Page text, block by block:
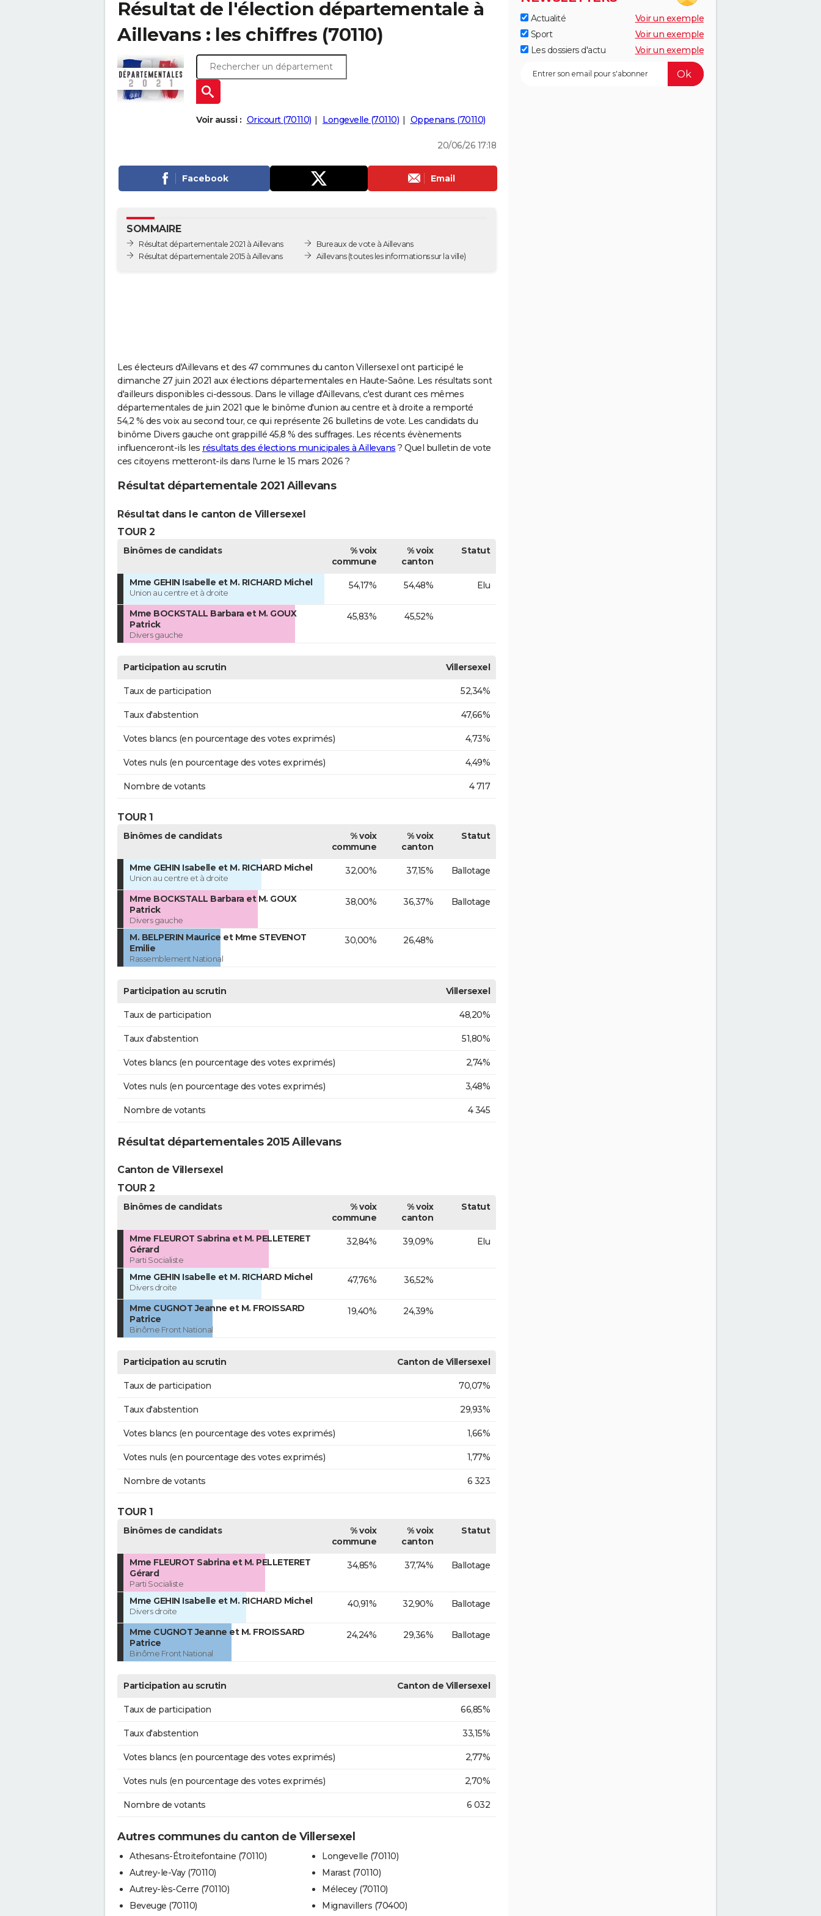
Résultat de l'élection départementale à
Aillevans : les chiffres (70110)
Voir aussi : Oricourt (70110) Longevelle (70110) Oppenans (70110)
20/06/26 17:18
Facebook Email
SOMMAIRE
Résultat départementale 2021 à Aillevans
Résultat départementale 2015 à Aillevans
Bureaux de vote à Aillevans
Aillevans(toutes les informations sur la ville)
Les électeurs d'Aillevans et des 47 communes du canton Villersexel ont participé le
dimanche 27 juin 2021 aux élections départementales en Haute-Saône. Les résultats sont
d'ailleurs disponibles ci-dessous. Dans le village d'Aillevans, c'est durant ces mêmes
départementales de juin 2021 que le binôme d'union au centre et à droite a remporté
54,2 % des voix au second tour, ce qui représente 26 bulletins de vote. Les candidats du
binôme Divers gauche ont grappillé 45,8 % des suffrages. Les récents évènements
influenceront-ils les résultats des élections municipales à Aillevans ? Quel bulletin de vote
ces citoyens metteront-ils dans l'urne le 15 mars 2026 ?
Résultat départementale 2021 Aillevans
Résultat dans le canton de Villersexel
TOUR 2
Binômes de candidats
% voix
commune
% voix
canton
Statut
Mme GEHIN Isabelle et M. RICHARD Michel
Union au centre et à droite
54,17% 54,48% Elu
Mme BOCKSTALL Barbara et M. GOUX
Patrick
Divers gauche
45,83% 45,52%
Participation au scrutin Villersexel
Taux de participation 52,34%
Taux d'abstention 47,66%
Votes blancs (en pourcentage des votes exprimés) 4,73%
Votes nuls (en pourcentage des votes exprimés) 4,49%
Nombre de votants 4 717
TOUR 1
Binômes de candidats
% voix
commune
% voix
canton
Statut
Mme GEHIN Isabelle et M. RICHARD Michel
Union au centre et à droite
32,00% 37,15% Ballotage
Mme BOCKSTALL Barbara et M. GOUX
Patrick
Divers gauche
38,00% 36,37% Ballotage
M. BELPERIN Maurice et Mme STEVENOT
Emilie
Rassemblement National
30,00% 26,48%
Participation au scrutin Villersexel
Taux de participation 48,20%
Taux d'abstention 51,80%
Votes blancs (en pourcentage des votes exprimés) 2,74%
Votes nuls (en pourcentage des votes exprimés) 3,48%
Nombre de votants 4 345
Résultat départementales 2015 Aillevans
Canton de Villersexel
TOUR 2
Binômes de candidats
% voix
commune
% voix
canton
Statut
Mme FLEUROT Sabrina et M. PELLETERET
Gérard
Parti Socialiste
32,84% 39,09% Elu
Mme GEHIN Isabelle et M. RICHARD Michel
Divers droite
47,76% 36,52%
Mme CUGNOT Jeanne et M. FROISSARD
Patrice
Binôme Front National
19,40% 24,39%
Participation au scrutin Canton de Villersexel
Taux de participation 70,07%
Taux d'abstention 29,93%
Votes blancs (en pourcentage des votes exprimés) 1,66%
Votes nuls (en pourcentage des votes exprimés) 1,77%
Nombre de votants 6 323
TOUR 1
Binômes de candidats
% voix
commune
% voix
canton
Statut
Mme FLEUROT Sabrina et M. PELLETERET
Gérard
Parti Socialiste
34,85% 37,74% Ballotage
Mme GEHIN Isabelle et M. RICHARD Michel
Divers droite
40,91% 32,90% Ballotage
Mme CUGNOT Jeanne et M. FROISSARD
Patrice
Binôme Front National
24,24% 29,36% Ballotage
Participation au scrutin Canton de Villersexel
Taux de participation 66,85%
Taux d'abstention 33,15%
Votes blancs (en pourcentage des votes exprimés) 2,77%
Votes nuls (en pourcentage des votes exprimés) 2,70%
Nombre de votants 6 032
Autres communes du canton de Villersexel
Athesans-Étroitefontaine (70110)
Autrey-le-Vay (70110)
Autrey-lès-Cerre (70110)
Beveuge (70110)
Longevelle (70110)
Marast (70110)
Mélecey (70110)
Mignavillers (70400)
Actualité
Voir un exemple
Sport
Voir un exemple
Les dossiers d'actu
Voir un exemple